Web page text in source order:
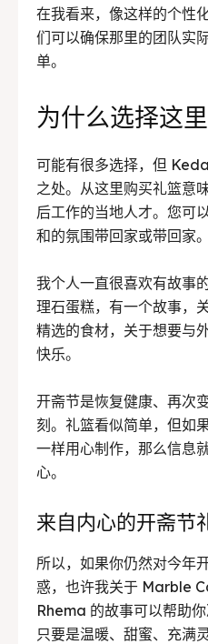
在我看来，像这样的个性
们可以确保那里的团队实
单。
为什么选择这
可能有很多选择，但
之处。从这里购买礼篮意
后工作的当地人才。您可
和的氛围带回家或带回家。
我个人一直很喜欢有故事
理石蛋糕，有一个故事，
精选的食材，关于想要与
快乐。
开斋节是恢复健康、再次
刻。礼篮看似简单，但如
一样用心制作，那么信息
心。
来自内心的开斋节
所以，如果你仍然对今年
惑，也许我关于 Marble
Rhema 的故事可以帮助你
只要是温暖、甜蜜、充满